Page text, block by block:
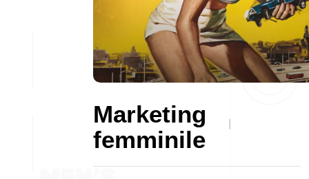
Marketing
femminile